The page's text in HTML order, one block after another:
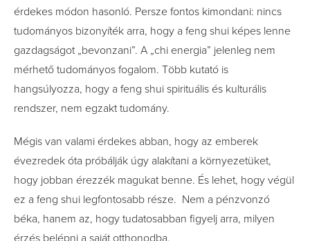
érdekes módon hasonló. Persze fontos kimondani: nincs
tudományos bizonyíték arra, hogy a feng shui képes lenne
gazdagságot „bevonzani”. A „chi energia” jelenleg nem
mérhető tudományos fogalom. Több kutató is
hangsúlyozza, hogy a feng shui spirituális és kulturális
rendszer, nem egzakt tudomány.
Mégis van valami érdekes abban, hogy az emberek
évezredek óta próbálják úgy alakítani a környezetüket,
hogy jobban érezzék magukat benne. És lehet, hogy végül
ez a feng shui legfontosabb része. Nem a pénzvonzó
béka, hanem az, hogy tudatosabban figyelj arra, milyen
érzés belépni a saját otthonodba.